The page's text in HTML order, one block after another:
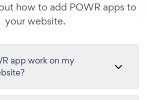
how to add POWR apps to
your website.
app work on my